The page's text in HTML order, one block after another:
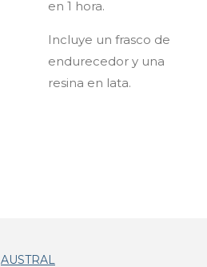
en 1 hora.
Incluye un frasco de
endurecedor y una
resina en lata.
AUSTRAL